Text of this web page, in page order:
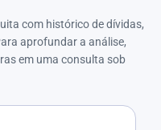
com histórico de dívidas,
aprofundar a análise,
em uma consulta sob